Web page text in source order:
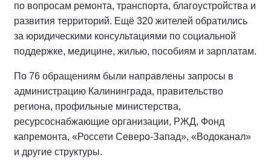
по вопросам ремонта, транспорта, благоустройства и
развития территорий. Ещё 320 жителей обратились
за юридическими консультациями по социальной
поддержке, медицине, жилью, пособиям и зарплатам.
По 76 обращениям были направлены запросы в
администрацию Калининграда, правительство
региона, профильные министерства,
ресурсоснабжающие организации, РЖД, Фонд
капремонта, «Россети Северо-Запад», «Водоканал»
и другие структуры.